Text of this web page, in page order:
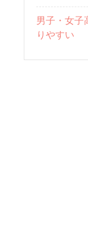
男子・女子
りやすい